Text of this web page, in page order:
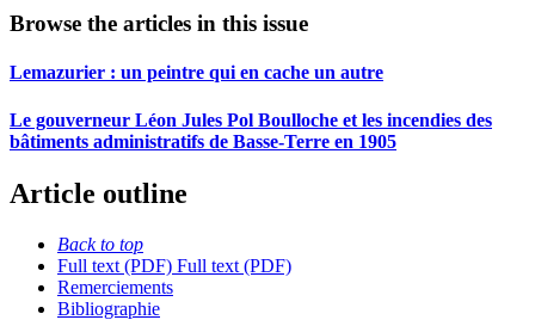
Browse the articles in this issue
Lemazurier : un peintre qui en cache un autre
Le gouverneur Léon Jules Pol Boulloche et les incendies des
bâtiments administratifs de Basse-Terre en 1905
Article outline
Back to top
Full text (PDF) Full text (PDF)
Remerciements
Bibliographie